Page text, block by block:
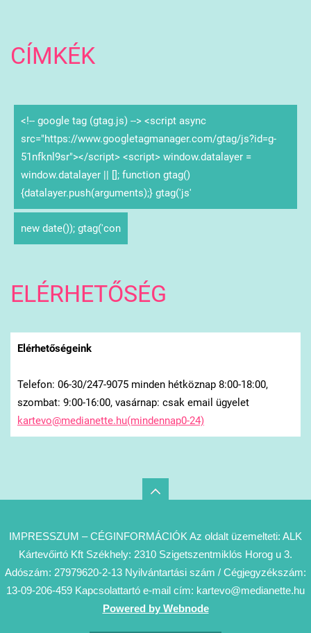
CÍMKÉK
<!-- google tag (gtag.js) --> <script async
src="https://www.googletagmanager.com/gtag/js?id=g-
51nfknl9sr"></script> <script> window.datalayer =
window.datalayer || []; function gtag()
{datalayer.push(arguments);} gtag('js'
new date()); gtag('con
ELÉRHETŐSÉG
Elérhetőségeink
Telefon: 06-30/247-9075 minden hétköznap 8:00-18:00,
szombat: 9:00-16:00, vasárnap: csak email ügyelet
kartevo@medianette.hu(mindennap0-24)
IMPRESSZUM – CÉGINFORMÁCIÓK Az oldalt üzemelteti: ALK
Kártevőirtó Kft Székhely: 2310 Szigetszentmiklós Horog u 3.
Adószám: 27979620-2-13 Nyilvántartási szám / Cégjegyzékszám:
13-09-206-459 Kapcsolattartó e-mail cím: kartevo@medianette.hu
Powered by Webnode